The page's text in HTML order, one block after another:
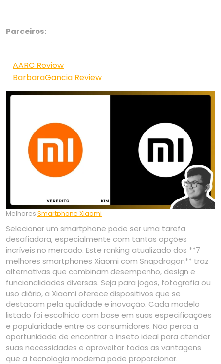
Parceiros:
AARC Review
BarbaraGancia Review
Melhores Smartphone Xiaomi
Selecionar um smartphone pode ser uma tarefa
desafiadora, especialmente com tantas opções
incríveis no mercado. Este ranking atualizado dos **7
melhores smartphones Xiaomi com Snapdragon** traz
alternativas que combinam desempenho, design e
funcionalidades diversas. Seja para jogos, fotografia ou
uso diário, a Xiaomi oferece dispositivos que se
destacam pela qualidade e inovação. Cada modelo
listado foi escolhido com base em suas especificações
e popularidade entre os consumidores. Não perca a
oportunidade de encontrar o inseto ideal para atender
suas necessidades e aproveitar todas as vantagens
que a tecnologia moderna pode proporcionar.